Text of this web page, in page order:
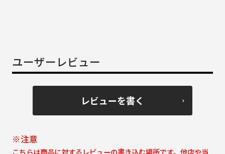
ユーザーレビュー
レビューを書く
※注意
こちらは商品に対するレビューの書き込む場所です。他店や当